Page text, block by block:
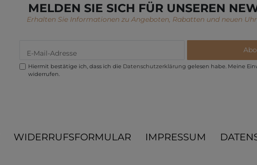
MELDEN SIE SICH FÜR UNSEREN
Erhalten Sie Informationen zu Angeboten, Rabatten und neuen
Hiermit bestätige ich, dass ich die Daten­schutz­erklärung gelesen habe. Meine
widerrufen.
WIDERRUFSFORMULAR IMPRESSUM